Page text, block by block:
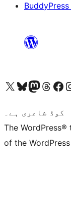
BuddyPress
Visit our X (formerly Twitter) account
ہمارے بلیواسکائی اکاؤنٹ پر جائیں
Visit our Mastodon
ٹھریڈز اکاؤنٹ پر جائیں
Visit our
کوڈ شاعری ہے۔
The
of the